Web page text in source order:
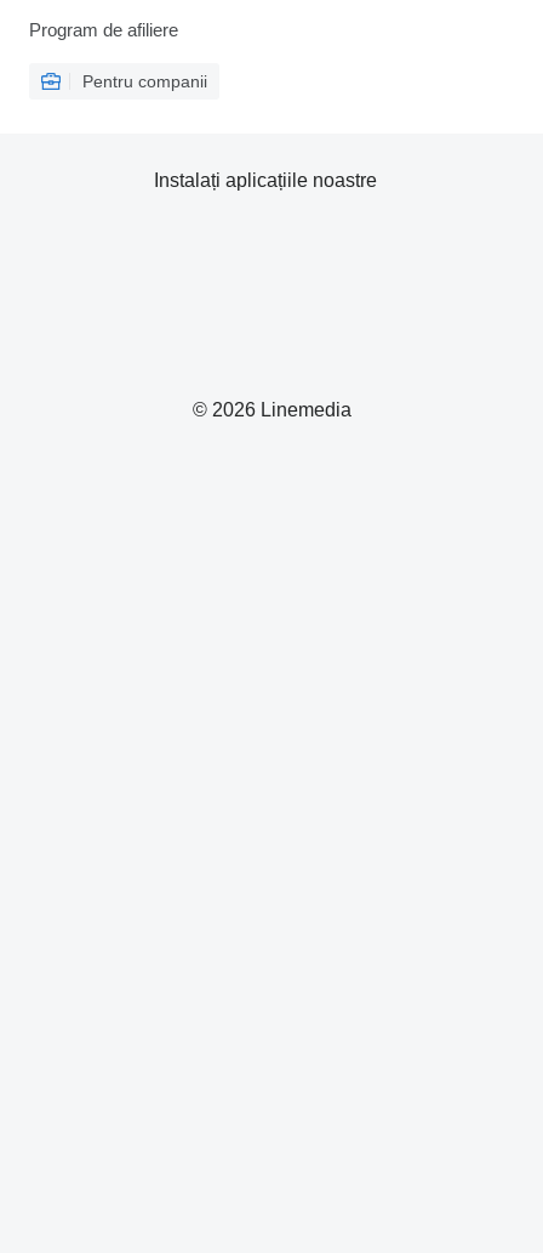
Program de afiliere
Pentru companii
© 2026 Linemedia
Instalați aplicațiile noastre